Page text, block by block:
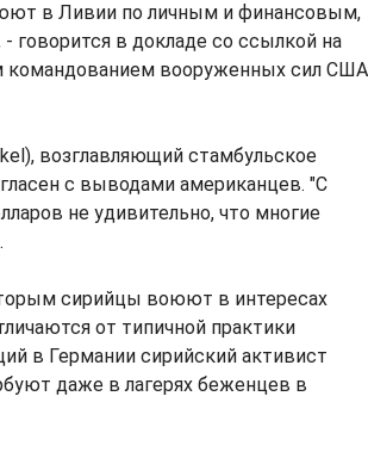
в Ливии по личным и финансовым,
говорится в докладе со ссылкой на
вооруженных сил США
возглавляющий стамбульское
с выводами американцев. "С
не удивительно, что многие
сирийцы воюют в интересах
от типичной практики
в Германии сирийский активист
даже в лагерях беженцев в